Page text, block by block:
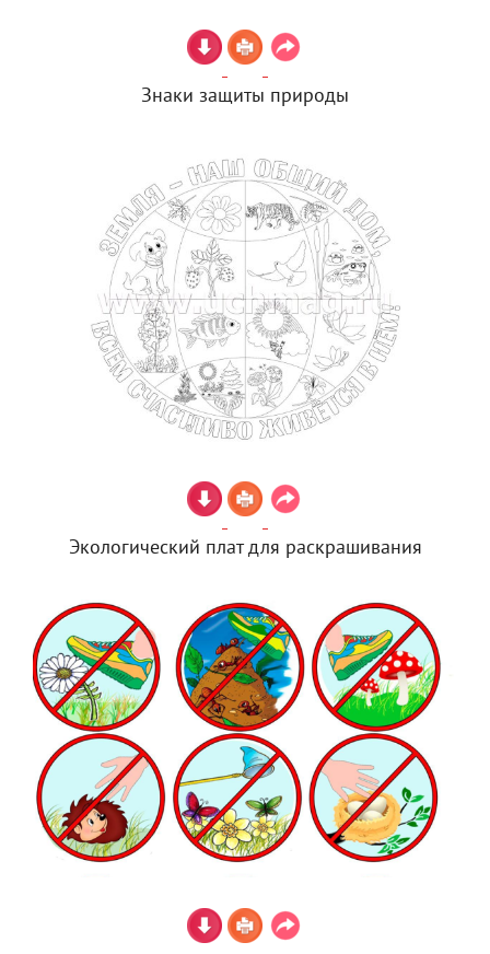
Знаки защиты природы
Экологический плат для раскрашивания